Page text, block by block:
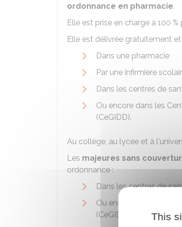
ordonnance en pharmacie.
Elle est prise en charge à 100 %
Elle est délivrée gratuitement
Dans une pharmacie
Par une infirmière
Dans les centres de
Ou encore dans les
(CeGIDD).
Au collège, au lycée et à
Les majeures sans
ordonnance :
Dans les centres de
Ou encore dans les
(CeGIDD).
This